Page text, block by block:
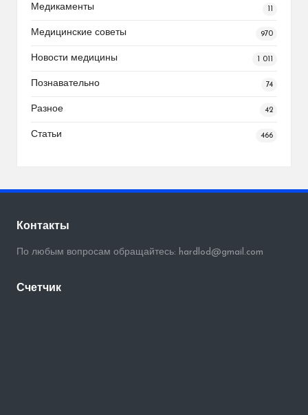
Медикаменты
Медицинские советы 970
Новости медицины 1 011
Познавательно 74
Разное 42
Статьи 466
Контакты
По любым вопросам обращайтесь: hardlod@gmail.com
Счетчик